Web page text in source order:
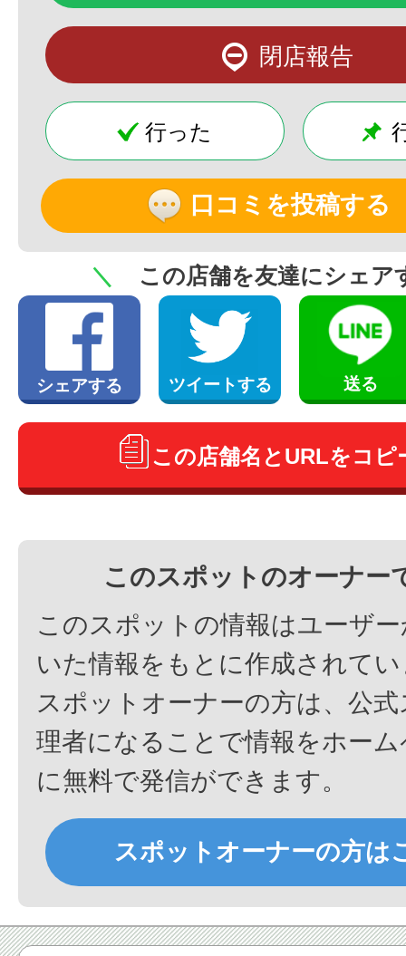
閉店報告
行った
口コミを投稿する
＼ この店舗を友達にシェア
シェアする ツイートする 送る
この店舗名とURLをコピ
このスポットのオーナー
このスポットの情報はユーザ
いた情報をもとに作成されて
スポットオーナーの方は、公
理者になることで情報をホー
に無料で発信ができます。
スポットオーナーの方は